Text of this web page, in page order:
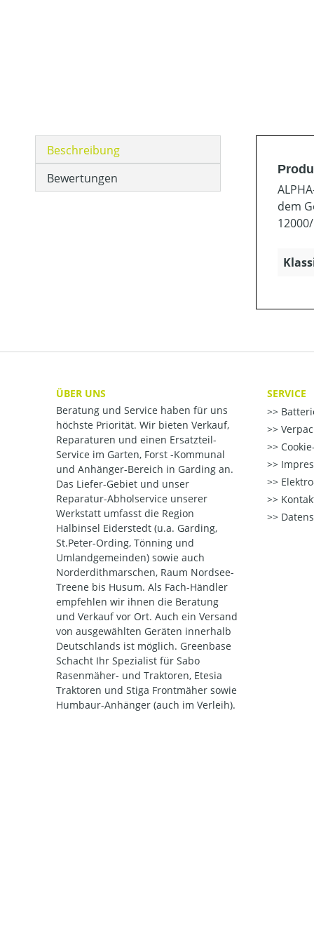
Beschreibung
Bewertungen
dem
ÜBER UNS
Beratung und Service haben für uns
höchste Priorität. Wir bieten Verkauf,
Reparaturen und einen Ersatzteil-
Service im Garten, Forst -Kommunal
und Anhänger-Bereich in Garding an.
Das Liefer-Gebiet und unser
Reparatur-Abholservice unserer
Werkstatt umfasst die Region
Halbinsel Eiderstedt (u.a. Garding,
St.Peter-Ording, Tönning und
Umlandgemeinden) sowie auch
Norderdithmarschen, Raum Nordsee-
Treene bis Husum. Als Fach-Händler
empfehlen wir ihnen die Beratung
und Verkauf vor Ort. Auch ein Versand
von ausgewählten Geräten innerhalb
Deutschlands ist möglich. Greenbase
Schacht Ihr Spezialist für Sabo
Rasenmäher- und Traktoren, Etesia
Traktoren und Stiga Frontmäher sowie
Humbaur-Anhänger (auch im Verleih).
SERVICE